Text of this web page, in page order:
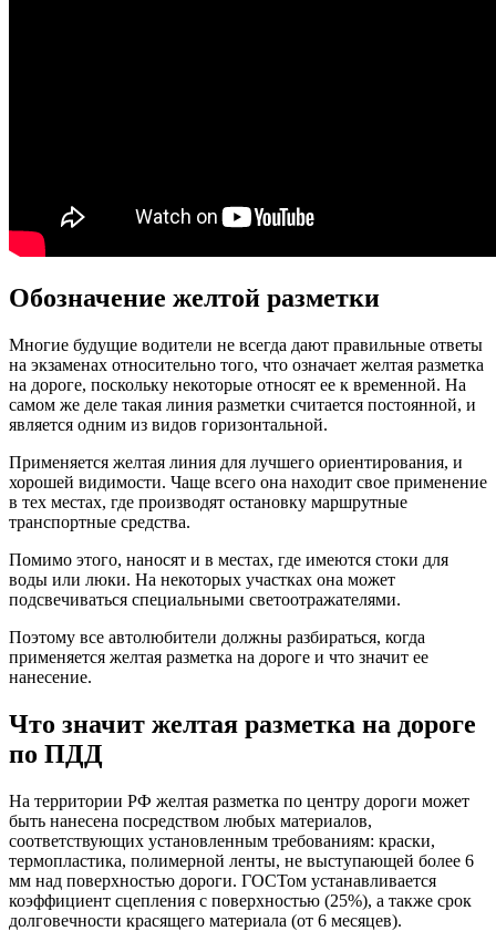
Обозначение желтой разметки
Многие будущие водители не всегда дают правильные ответы
на экзаменах относительно того, что означает желтая разметка
на дороге, поскольку некоторые относят ее к временной. На
самом же деле такая линия разметки считается постоянной, и
является одним из видов горизонтальной.
Применяется желтая линия для лучшего ориентирования, и
хорошей видимости. Чаще всего она находит свое применение
в тех местах, где производят остановку маршрутные
транспортные средства.
Помимо этого, наносят и в местах, где имеются стоки для
воды или люки. На некоторых участках она может
подсвечиваться специальными светоотражателями.
Поэтому все автолюбители должны разбираться, когда
применяется желтая разметка на дороге и что значит ее
нанесение.
Что значит желтая разметка на дороге
по ПДД
На территории РФ желтая разметка по центру дороги может
быть нанесена посредством любых материалов,
соответствующих установленным требованиям: краски,
термопластика, полимерной ленты, не выступающей более 6
мм над поверхностью дороги. ГОСТом устанавливается
коэффициент сцепления с поверхностью (25%), а также срок
долговечности красящего материала (от 6 месяцев).